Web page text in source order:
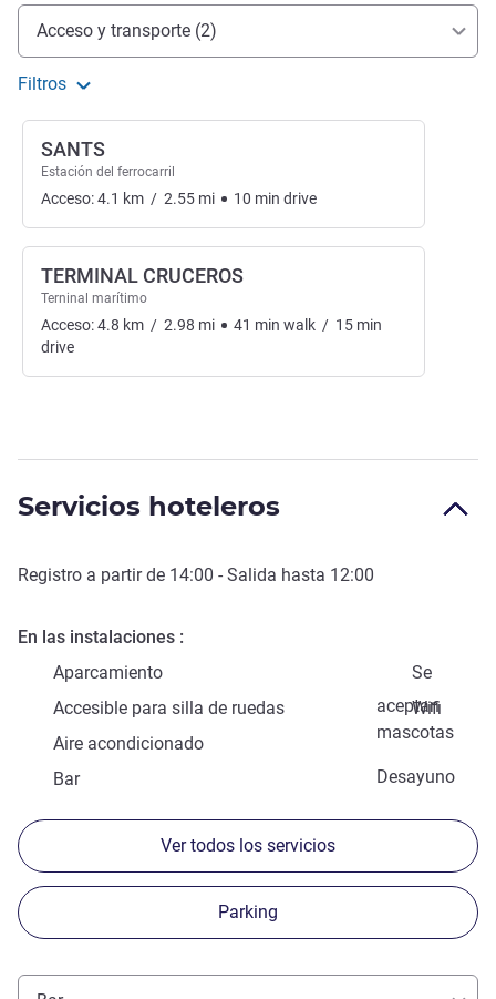
Acceso y transporte
Acceso y transporte (2)
Filtros
SANTS
Estación del ferrocarril
Acceso:4.1 km / 2.55 mi 10 min drive
TERMINAL CRUCEROS
Terninal marítimo
Acceso:4.8 km / 2.98 mi 41 min walk / 15 min
drive
Servicios hoteleros
Registro a partir de 14:00 - Salida hasta 12:00
En las instalaciones
Aparcamiento
Se
aceptan
mascotas
Accesible para silla de ruedas
Wifi
Aire acondicionado
Desayuno
Bar
Ver todos los servicios
Parking